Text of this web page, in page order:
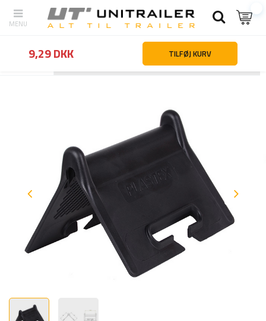
Tilbage Lastsikring Reservdele og tilbehør til
9,29 DKK TILFØJ KURV